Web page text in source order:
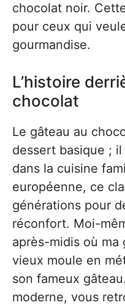
chocolat noir.
pour ceux qui
gourmandise.
L’histoire
chocolat
Le gâteau au
dessert basique ;
dans la cuisine
européenne, ce
générations pour
réconfort. Moi-
après-midis où
vieux moule en
son fameux
moderne, vous